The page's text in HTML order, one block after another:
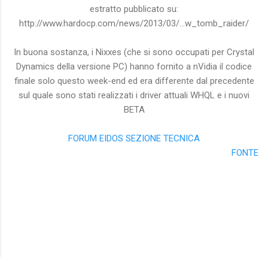
estratto pubblicato su:
http://www.hardocp.com/news/2013/03/...w_tomb_raider/
In buona sostanza, i Nixxes (che si sono occupati per Crystal
Dynamics della versione PC) hanno fornito a nVidia il codice
finale solo questo week-end ed era differente dal precedente
sul quale sono stati realizzati i driver attuali WHQL e i nuovi
BETA
FORUM EIDOS SEZIONE TECNICA
FONTE